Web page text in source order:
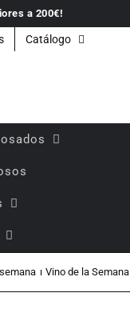
a 200€!
Catálogo
Vino de la Semana